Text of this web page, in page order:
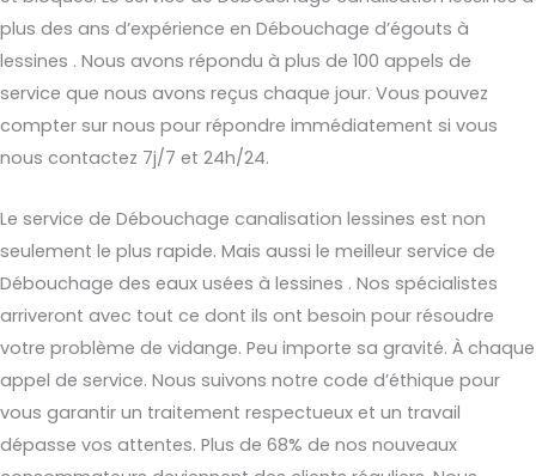
plus des ans d’expérience en Débouchage d’égouts à
lessines . Nous avons répondu à plus de 100 appels de
service que nous avons reçus chaque jour. Vous pouvez
compter sur nous pour répondre immédiatement si vous
nous contactez 7j/7 et 24h/24.
Le service de Débouchage canalisation lessines est non
seulement le plus rapide. Mais aussi le meilleur service de
Débouchage des eaux usées à lessines . Nos spécialistes
arriveront avec tout ce dont ils ont besoin pour résoudre
votre problème de vidange. Peu importe sa gravité. À chaque
appel de service. Nous suivons notre code d’éthique pour
vous garantir un traitement respectueux et un travail
dépasse vos attentes. Plus de 68% de nos nouveaux